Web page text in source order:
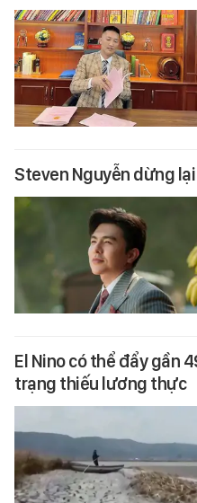
Steven Nguyễn dừng
El Nino có thể đẩy gần
trạng thiếu lương thực